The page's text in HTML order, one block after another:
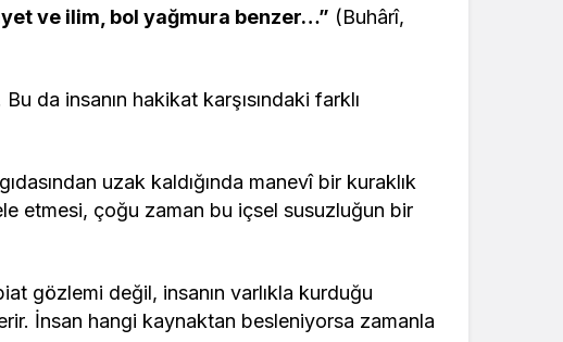
ve ilim, bol yağmura benzer…” (Buhârî,
da insanın hakikat karşısındaki farklı
uzak kaldığında manevî bir kuraklık
etmesi, çoğu zaman bu içsel susuzluğun bir
gözlemi değil, insanın varlıkla kurduğu
İnsan hangi kaynaktan besleniyorsa zamanla